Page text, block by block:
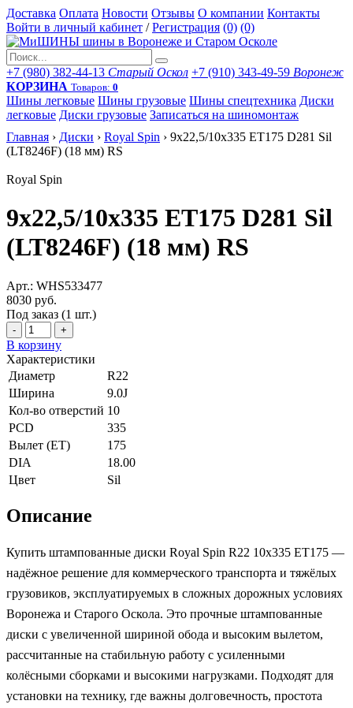
Доставка Оплата Новости Отзывы О компании Контакты
Войти в личный кабинет / Регистрация (0) (0)
+7 (980) 382-44-13 Старый Оскол +7 (910) 343-49-59 Воронеж
КОРЗИНА Товаров: 0
Шины легковые Шины грузовые Шины спецтехника Диски
легковые Диски грузовые Записаться на шиномонтаж
Главная › Диски › Royal Spin › 9x22,5/10x335 ET175 D281 Sil
(LT8246F) (18 мм) RS
Royal Spin
9x22,5/10x335 ET175 D281 Sil
(LT8246F) (18 мм) RS
Арт.: WHS533477
8030 руб.
Под заказ (1 шт.)
- +
В корзину
Характеристики
Диаметр
R22
Ширина
9.0J
Кол-во отверстий 10
PCD
335
Вылет (ET)
175
DIA
18.00
Цвет
Sil
Описание
Купить штампованные диски Royal Spin R22 10x335 ET175 —
надёжное решение для коммерческого транспорта и тяжёлых
грузовиков, эксплуатируемых в сложных дорожных условиях
Воронежа и Старого Оскола. Это прочные штампованные
диски с увеличенной шириной обода и высоким вылетом,
рассчитанные на стабильную работу с усиленными
колёсными сборками и высокими нагрузками. Подходят для
установки на технику, где важны долговечность, простота